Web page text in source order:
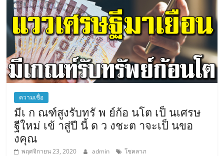
ความเชื่อ
มีเ ก ณฑ์สูงรับทรั พ ย์ก้อ นโต เป็ นเศรษ
ฐีใหม่ เข้ าสู่ปี นี้ ด ว งชะต าจะเป็ นขอ
งคุณ
พฤศจิกายน 23, 2020 admin โชคลาภ